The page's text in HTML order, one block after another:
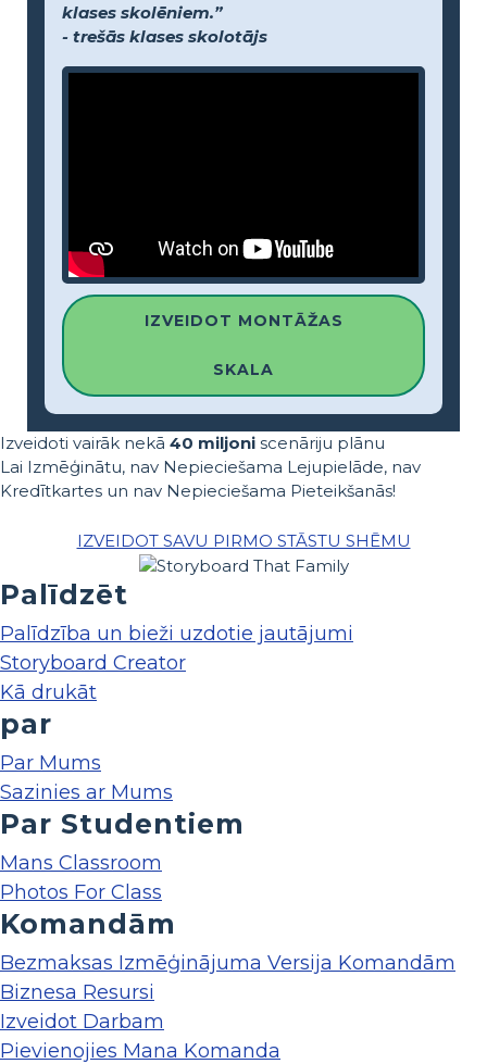
klases skolēniem.”
- trešās klases skolotājs
IZVEIDOT MONTĀŽAS
SKALA
Izveidoti vairāk nekā 40 miljoni scenāriju plānu
Lai Izmēģinātu, nav Nepieciešama Lejupielāde, nav
Kredītkartes un nav Nepieciešama Pieteikšanās!
IZVEIDOT SAVU PIRMO STĀSTU SHĒMU
Palīdzēt
Palīdzība un bieži uzdotie jautājumi
Storyboard Creator
Kā drukāt
par
Par Mums
Sazinies ar Mums
Par Studentiem
Mans Classroom
Photos For Class
Komandām
Bezmaksas Izmēģinājuma Versija Komandām
Biznesa Resursi
Izveidot Darbam
Pievienojies Mana Komanda